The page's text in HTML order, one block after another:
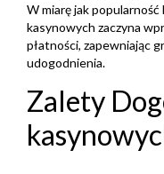
W miarę jak
kasynowych zaczyna
płatności, zapewniając
udogodnienia.
Zalety